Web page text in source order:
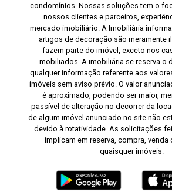
condomínios. Nossas soluções tem o
nossos clientes e parceiros,
mercado imobiliário. A Imobiliária
artigos de decoração são meramente
fazem parte do imóvel, exceto nos
mobiliados. A imobiliária se reserva o
qualquer informação referente aos
imóveis sem aviso prévio. O valor
é aproximado, podendo ser maior,
passível de alteração no decorrer da
de algum imóvel anunciado no site não
devido à rotatividade. As solicitações
implicam em reserva, compra, venda
quaisquer imóveis.